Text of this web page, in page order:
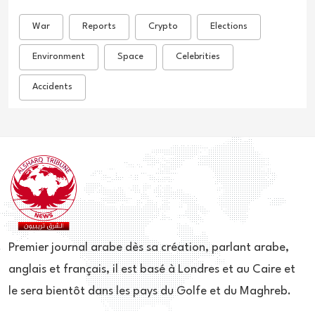
War Reports Crypto Elections
Environment Space Celebrities
Accidents
Premier journal arabe dès sa création, parlant arabe,
anglais et français, il est basé à Londres et au Caire et
le sera bientôt dans les pays du Golfe et du Maghreb.